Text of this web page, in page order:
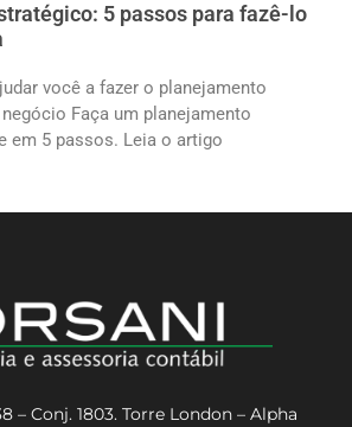
5 passos para fazê-lo
você a fazer o planejamento
Faça um planejamento
em 5 passos. Leia o artigo
– Conj. 1803. Torre London – Alpha